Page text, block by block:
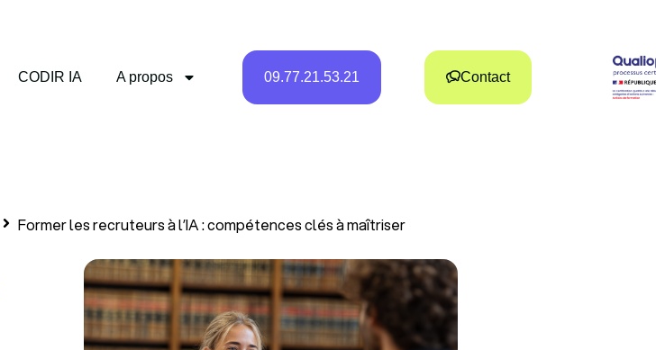
CODIR IA A propos 09.77.21.53.21 Contact
Former les recruteurs à l’IA : compétences clés à maîtriser